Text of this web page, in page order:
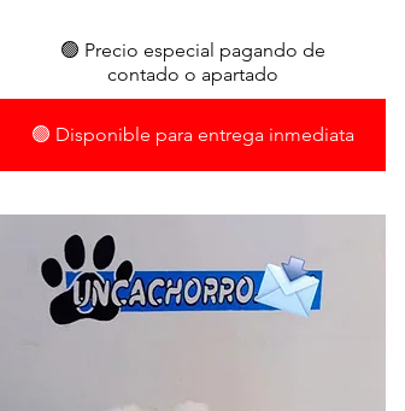
🟢 Precio especial pagando de
contado o apartado
🟢 Disponible para entrega inmediata